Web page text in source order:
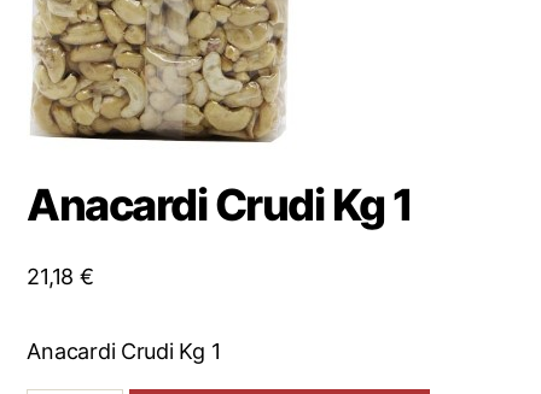
Anacardi Crudi Kg 1
21,18 €
Anacardi Crudi Kg 1